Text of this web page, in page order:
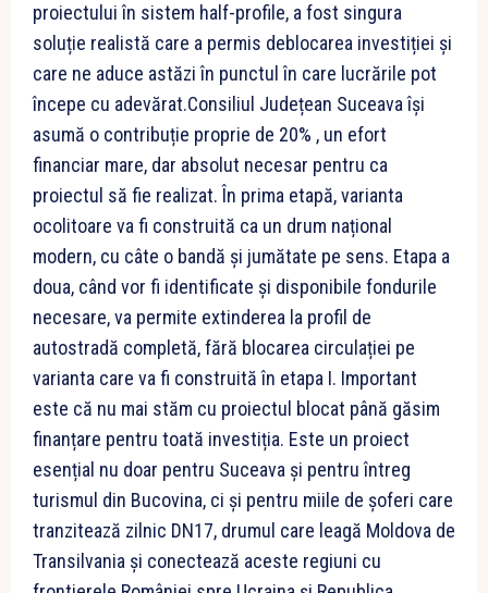
proiectului în sistem half-profile, a fost singura
soluție realistă care a permis deblocarea investiției și
care ne aduce astăzi în punctul în care lucrările pot
începe cu adevărat.Consiliul Județean Suceava își
asumă o contribuție proprie de 20% , un efort
financiar mare, dar absolut necesar pentru ca
proiectul să fie realizat. În prima etapă, varianta
ocolitoare va fi construită ca un drum național
modern, cu câte o bandă și jumătate pe sens. Etapa a
doua, când vor fi identificate și disponibile fondurile
necesare, va permite extinderea la profil de
autostradă completă, fără blocarea circulației pe
varianta care va fi construită în etapa I. Important
este că nu mai stăm cu proiectul blocat până găsim
finanțare pentru toată investiția. Este un proiect
esențial nu doar pentru Suceava și pentru întreg
turismul din Bucovina, ci și pentru miile de șoferi care
tranzitează zilnic DN17, drumul care leagă Moldova de
Transilvania și conectează aceste regiuni cu